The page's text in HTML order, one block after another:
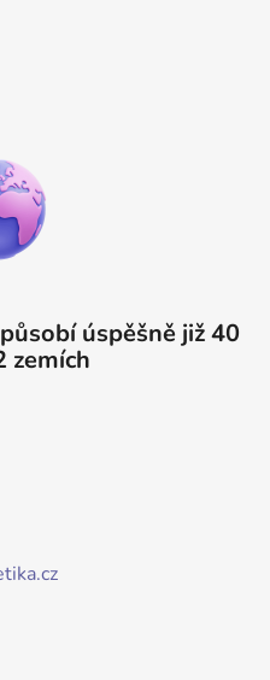
úspěšně již 40
zemích